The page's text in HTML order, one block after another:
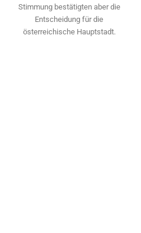
Stimmung bestätigten aber die
Entscheidung für die
österreichische Hauptstadt.